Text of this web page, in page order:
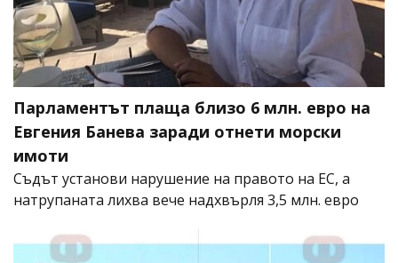
Парламентът плаща близо 6 млн. евро на
Евгения Банева заради отнети морски
имоти
Съдът установи нарушение на правото на ЕС, а
натрупаната лихва вече надхвърля 3,5 млн. евро